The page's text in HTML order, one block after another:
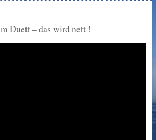
Duett – das wird nett !